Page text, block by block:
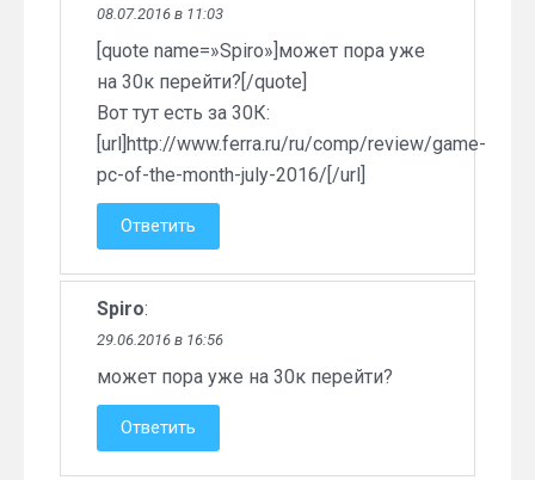
08.07.2016 в 11:03
[quote name=»Spiro»]может пора уже
на 30к перейти?[/quote]
Вот тут есть за 30К:
[url]http://www.ferra.ru/ru/comp/review/game-
pc-of-the-month-july-2016/[/url]
Ответить
Spiro:
29.06.2016 в 16:56
может пора уже на 30к перейти?
Ответить